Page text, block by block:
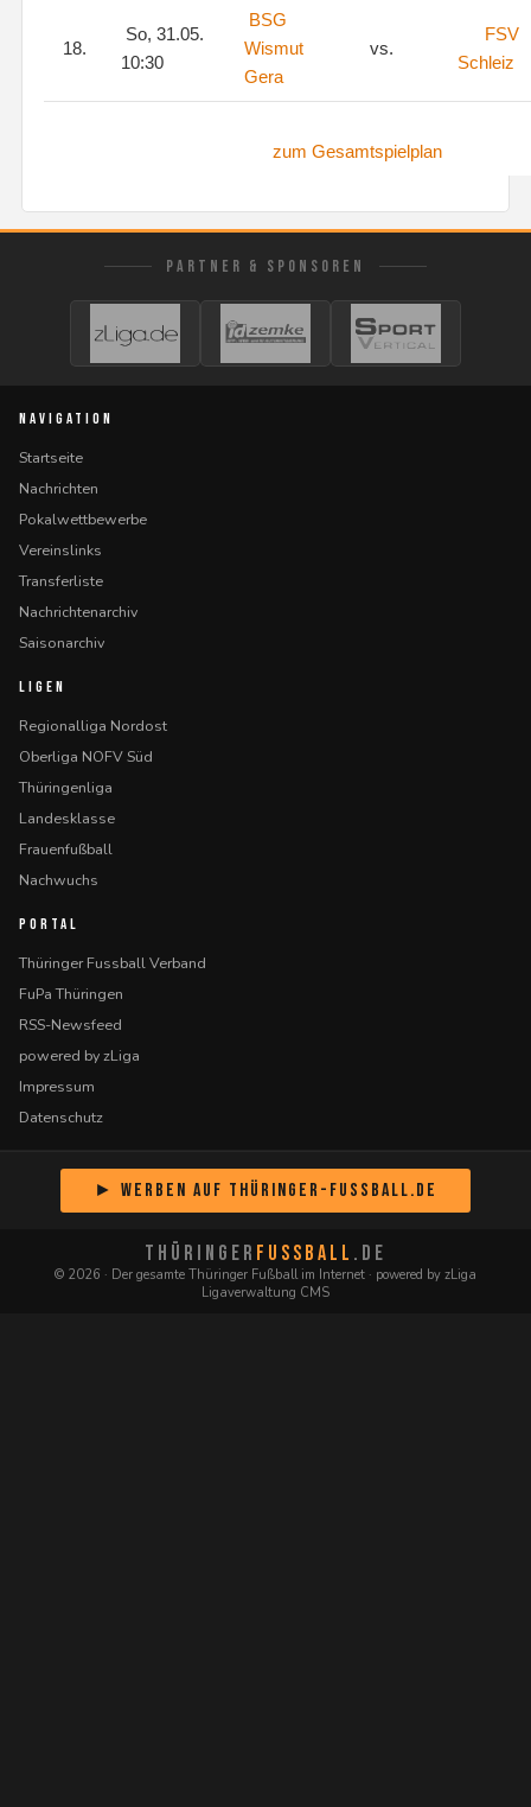
18.
So, 31.05.
10:30
BSG
Wismut
Gera
vs.
FSV
Schleiz
zum Gesamtspielplan
PARTNER & SPONSOREN
NAVIGATION
Startseite
Nachrichten
Pokalwettbewerbe
Vereinslinks
Transferliste
Nachrichtenarchiv
Saisonarchiv
LIGEN
Regionalliga Nordost
Oberliga NOFV Süd
Thüringenliga
Landesklasse
Frauenfußball
Nachwuchs
PORTAL
Thüringer Fussball Verband
FuPa Thüringen
RSS-Newsfeed
powered by zLiga
Impressum
Datenschutz
► Werben auf Thüringer-Fussball.de
THÜRINGER FUSSBALL .DE
© 2026 · Der gesamte Thüringer Fußball im Internet · powered by zLiga
Ligaverwaltung CMS